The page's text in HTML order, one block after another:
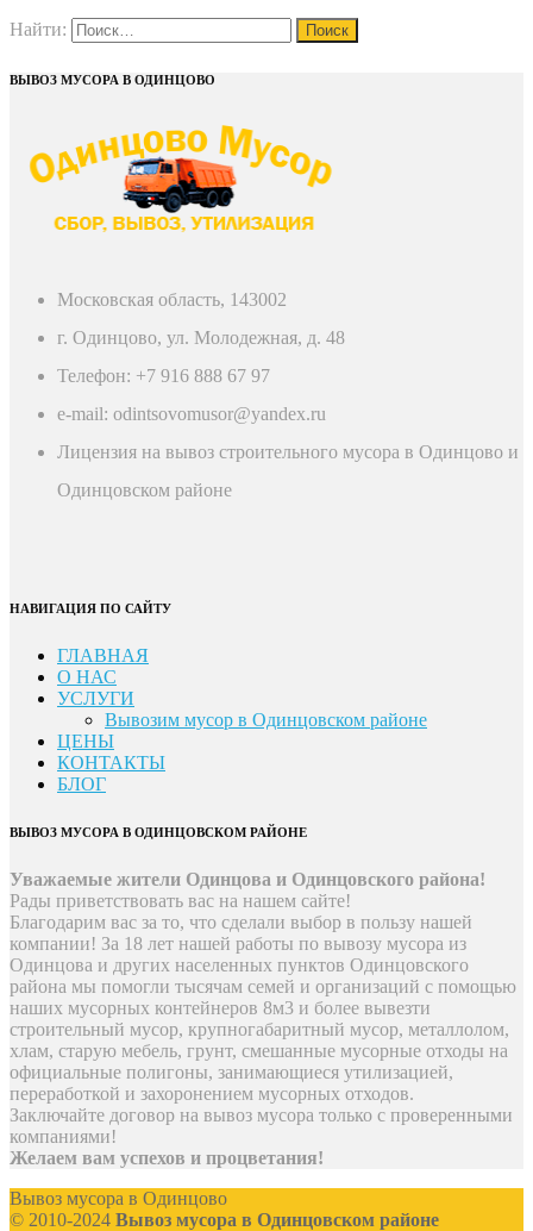
Найти:
ВЫВОЗ МУСОРА В ОДИНЦОВО
Московская область, 143002
г. Одинцово, ул. Молодежная, д. 48
Телефон: +7 916 888 67 97
e-mail: odintsovomusor@yandex.ru
Лицензия на вывоз строительного мусора в Одинцово и
Одинцовском районе
НАВИГАЦИЯ ПО САЙТУ
ГЛАВНАЯ
О НАС
УСЛУГИ
Вывозим мусор в Одинцовском районе
ЦЕНЫ
КОНТАКТЫ
БЛОГ
ВЫВОЗ МУСОРА В ОДИНЦОВСКОМ РАЙОНЕ
Уважаемые жители Одинцова и Одинцовского района!
Рады приветствовать вас на нашем сайте!
Благодарим вас за то, что сделали выбор в пользу нашей
компании! За 18 лет нашей работы по вывозу мусора из
Одинцова и других населенных пунктов Одинцовского
района мы помогли тысячам семей и организаций с помощью
наших мусорных контейнеров 8м3 и более вывезти
строительный мусор, крупногабаритный мусор, металлолом,
хлам, старую мебель, грунт, смешанные мусорные отходы на
официальные полигоны, занимающиеся утилизацией,
переработкой и захоронением мусорных отходов.
Заключайте договор на вывоз мусора только с проверенными
компаниями!
Желаем вам успехов и процветания!
Вывоз мусора в Одинцово
© 2010-2024 Вывоз мусора в Одинцовском районе